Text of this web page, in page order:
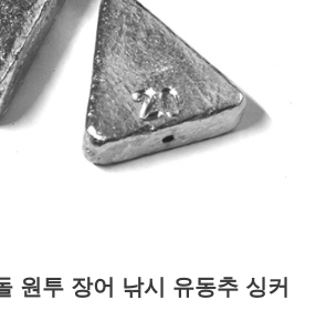
원투 장어 낚시 유동추 싱커